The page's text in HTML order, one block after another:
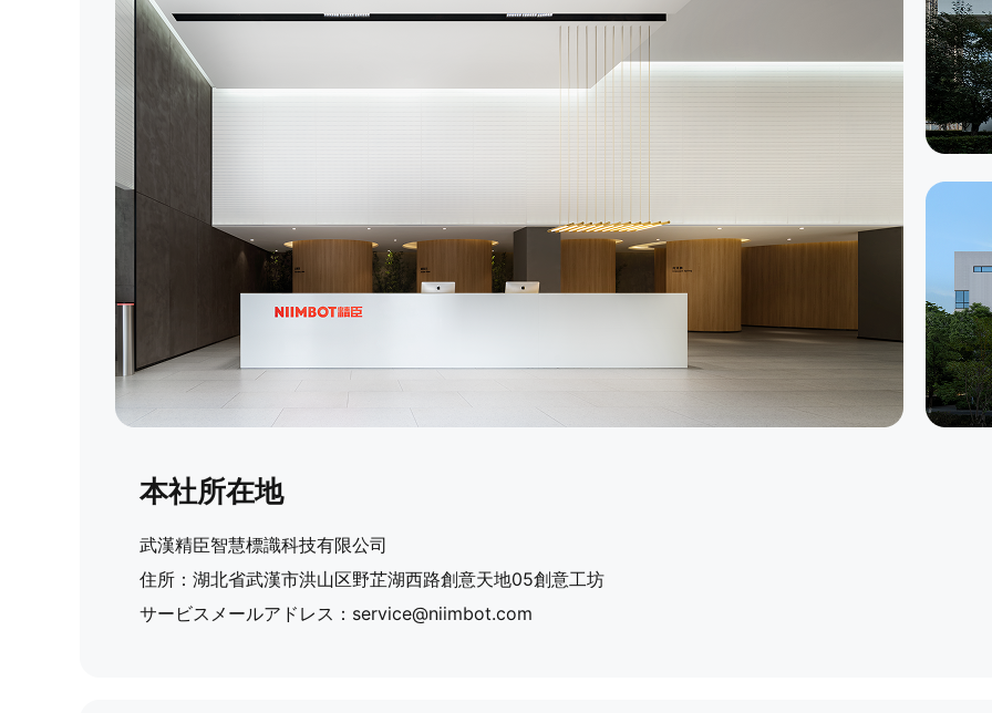
本社所在地
武漢精臣智慧標識科技有限公司
住所：湖北省武漢市洪山区野芷湖西路創意天地05創意工坊
サービスメールアドレス： service@niimbot.com